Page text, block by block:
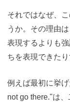
それではなぜ、
うか。その理由
表現するよりも
ちを表現できたり
例えば最初に挙
not go there."は